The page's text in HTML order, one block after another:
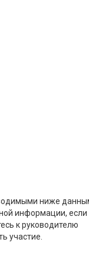
ниже
информации, если
к руководителю
участие.